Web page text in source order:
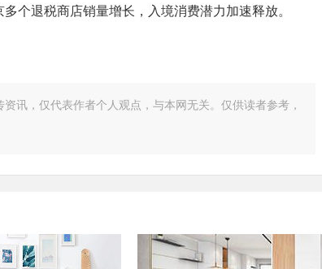
个退税商店销量增长，入境消费潜力加速释放。
讯，仅代表作者个人观点，与本网无关。仅供读者参考，